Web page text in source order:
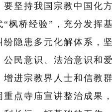
要坚持我国宗教中国化
“枫桥经验” ，充分发挥
隐患多元化解体系，
民意识、法治意识 和
增进宗教界人士和信教
重点寺庙宣讲整治成果